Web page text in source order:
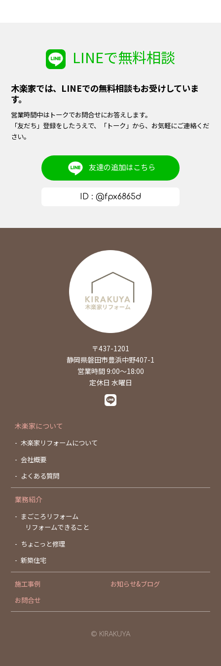
LINEで無料相談
木楽家では、LINEでの無料相談もお受けしていま
す。
営業時間中はトークでお問合せにお答えします。
「友だち」登録をしたうえで、「トーク」から、お気軽にご連絡くだ
さい。
友達の追加はこちら
ID : @fpx6865d
〒437-1201
静岡県磐田市豊浜中野407-1
営業時間 9:00～18:00
定休日 水曜日
木楽家について
木楽家リフォームについて
会社概要
よくある質問
業務紹介
まごころリフォーム
リフォームできること
ちょこっと修理
新築住宅
施工事例
お知らせ&ブログ
お問合せ
© KIRAKUYA